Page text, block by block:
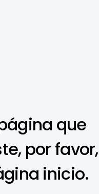
que
por favor,
inicio.